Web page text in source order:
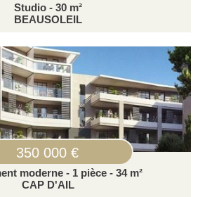
Studio - 30 m²
BEAUSOLEIL
350 000 €
moderne - 1 pièce - 34 m²
CAP D'AIL